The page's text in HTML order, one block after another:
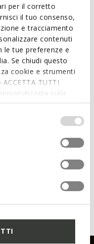
per il corretto
il tuo consenso,
e tracciamento
contenuti
le tue preferenze e
Se chiudi questo
cookie e strumenti
TUTTI
sulla
quali cookies ed
Per maggiori
momento le
everyday dressing